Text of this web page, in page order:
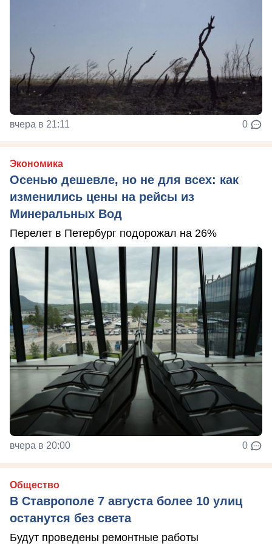
вчера в 21:11 0
Экономика
Осенью дешевле, но не для всех: как
изменились цены на рейсы из
Минеральных Вод
Перелет в Петербург подорожал на 26%
вчера в 20:00 0
Общество
В Ставрополе 7 августа более 10 улиц
останутся без света
Будут проведены ремонтные работы